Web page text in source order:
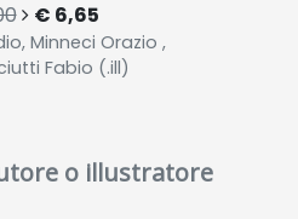
€ 6,65
Minneci Orazio ,
Fabio (.ill)
o illustratore